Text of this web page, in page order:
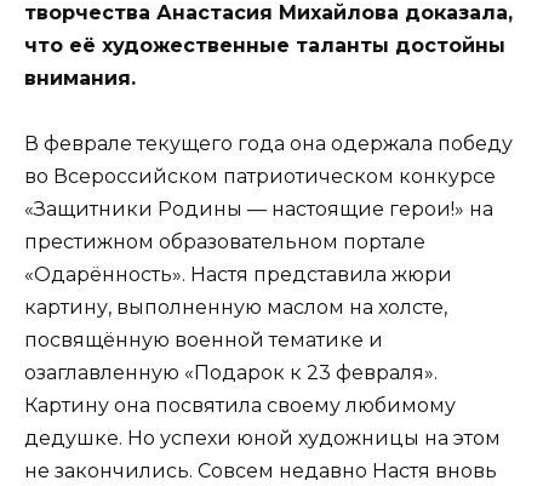
творчества Анастасия Михайлова доказала,
что её художественные таланты достойны
внимания.
В феврале текущего года она одержала победу
во Всероссийском патриотическом конкурсе
«Защитники Родины — настоящие герои!» на
престижном образовательном портале
«Одарённость». Настя представила жюри
картину, выполненную маслом на холсте,
посвящённую военной тематике и
озаглавленную «Подарок к 23 февраля».
Картину она посвятила своему любимому
дедушке. Но успехи юной художницы на этом
не закончились. Совсем недавно Настя вновь